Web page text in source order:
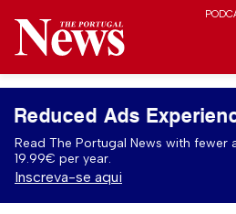
Reduced Ads
Read The Portugal News with
19.99€ per year.
Inscreva-se aqui